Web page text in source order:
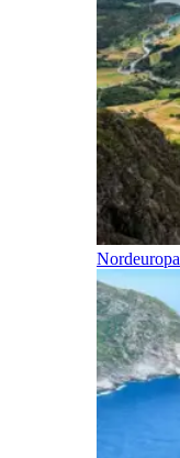
Nordeuropa